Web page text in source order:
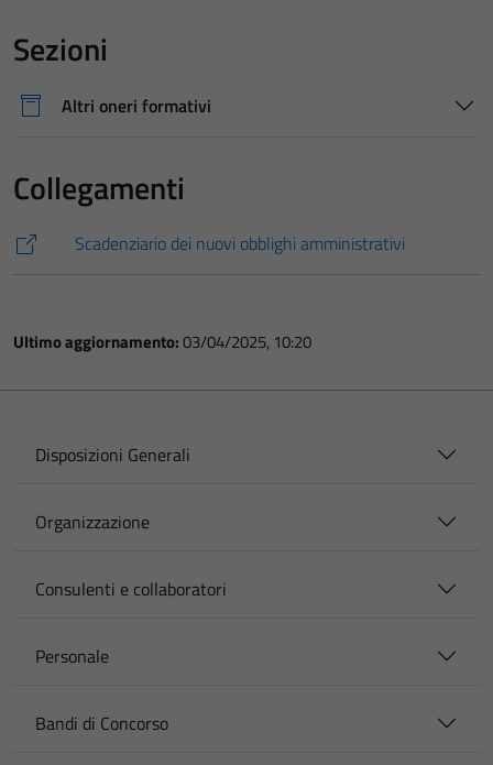
Sezioni
Altri oneri formativi
Collegamenti
Scadenziario dei nuovi obblighi amministrativi
Ultimo aggiornamento:03/04/2025, 10:20
Disposizioni Generali
Organizzazione
Consulenti e collaboratori
Personale
Bandi di Concorso